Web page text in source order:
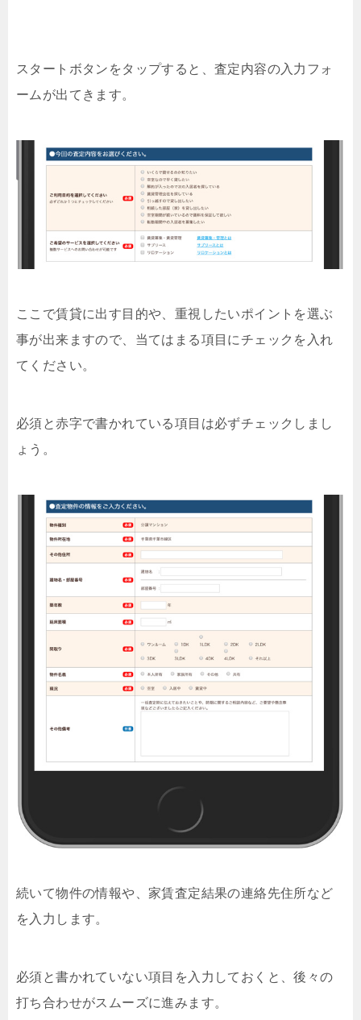
スタートボタンをタップすると、査定内容の入力フォ
ームが出てきます。
ここで賃貸に出す目的や、重視したいポイントを選ぶ
事が出来ますので、当てはまる項目にチェックを入れ
てください。
必須と赤字で書かれている項目は必ずチェックしまし
ょう。
続いて物件の情報や、家賃査定結果の連絡先住所など
を入力します。
必須と書かれていない項目を入力しておくと、後々の
打ち合わせがスムーズに進みます。